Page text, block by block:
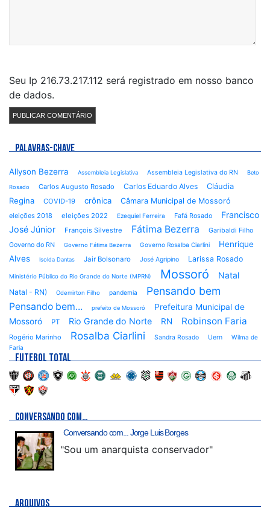
Seu Ip 216.73.217.112 será registrado em nosso banco
de dados.
PALAVRAS-CHAVE
Allyson Bezerra Assembleia Legislativa Assembleia Legislativa do RN Beto
Rosado Carlos Augusto Rosado Carlos Eduardo Alves
Cláudia
Regina
COVID-19 crônica Câmara Municipal de Mossoró
eleições 2018 eleições 2022 Ezequiel Ferreira Fafá Rosado
Francisco
José Júnior
François Silvestre Fátima Bezerra
Garibaldi Filho
Governo do RN
Governo Fátima Bezerra Governo Rosalba Ciarlini
Henrique
Alves
Isolda Dantas Jair Bolsonaro José Agripino Larissa Rosado
Ministério Público do Rio Grande do Norte (MPRN) Mossoró Natal
Natal - RN) Odemirton Filho pandemia Pensando bem
Pensando bem... prefeito de Mossoró
Prefeitura Municipal de
Mossoró
PT Rio Grande do Norte RN Robinson Faria
Rogério Marinho Rosalba Ciarlini Sandra Rosado Uern
Wilma de
Faria
FUTEBOL TOTAL
CONVERSANDO COM…
Conversando com... Jorge Luis Borges
"Sou um anarquista conservador"
ARQUIVOS